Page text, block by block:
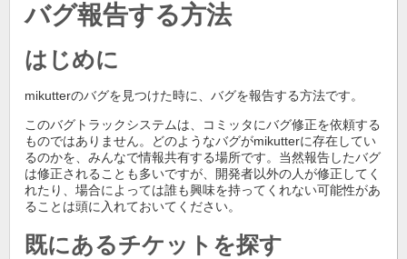
バグ報告する方法
はじめに
mikutterのバグを見つけた時に、バグを報告する方法です。
このバグトラックシステムは、コミッタにバグ修正を依頼する
ものではありません。どのようなバグがmikutterに存在してい
るのかを、みんなで情報共有する場所です。当然報告したバグ
は修正されることも多いですが、開発者以外の人が修正してく
れたり、場合によっては誰も興味を持ってくれない可能性があ
ることは頭に入れておいてください。
既にあるチケットを探す